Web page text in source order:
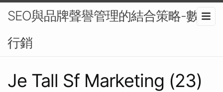
SEO與品牌聲譽管理的結合策略-數位
行銷
Je Tall Sf Marketing (23)